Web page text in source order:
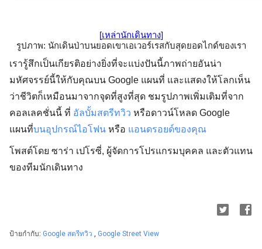
[เหล่านักเดินทาง]
รูปภาพ: นักเดินป่าบนยอดเขาเอเวอร์เรสกับสุดยอดไกด์ของเรา
เรารู้สึกเป็นเกียรติอย่างยิ่งที่จะแบ่งปันนี้ภาพถ่ายอันน่า
มหัศจรรย์นี้ให้กับคุณบน Google แผนที่ และแสดงให้โลกเห็น
ว่าชีวิตก็เหมือนมาจากจุดที่สูงที่สุด ชมรูปภาพเพิ่มเติมที่จาก
คอลเลคชั่นนี้ ที่ อัลบั้มสตรีทวิว หรือดาวน์โหลด Google
แผนที่บนอุปกรณ์ไอโฟน หรือ แอนดรอยด์ของคุณ
โพสต์โดย ซาร่า เปโรซี่, ผู้จัดการโปรแกรมบุคคล และตัวแทน
ของทีมนักเดินทาง
ป้ายกำกับ: Google สตรีทวิว , Google Street View